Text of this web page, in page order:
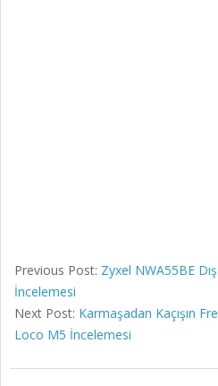
Previous Post: Zyxel NWA55BE
İncelemesi
Next Post: Karmaşadan Kaçışın
Loco M5 İncelemesi